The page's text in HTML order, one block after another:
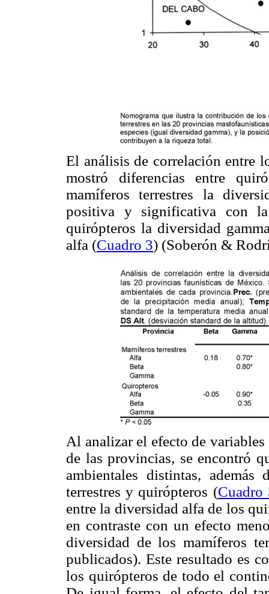
El análisis de correlación entre
mostró diferencias entre
mamíferos terrestres la
positiva y significativa con
quirópteros la diversidad
alfa (Cuadro 3) (Soberón &
Al analizar el efecto de
de las provincias, se encontró
ambientales distintas,
terrestres y quirópteros (Cuadro
entre la diversidad alfa de los
en contraste con un efecto
diversidad de los mamíferos
publicados). Este resultado es
los quirópteros de todo el